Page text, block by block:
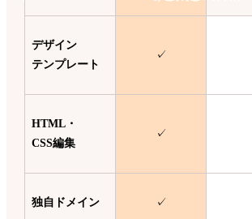
デザイン
テンプレート
✓
HTML・
CSS編集
✓
独自ドメイン ✓